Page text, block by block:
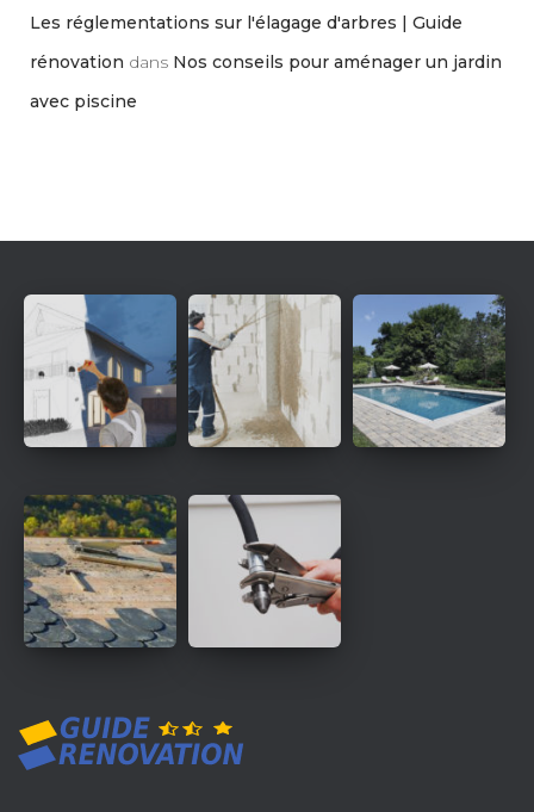
Les réglementations sur l'élagage d'arbres | Guide
rénovation dans Nos conseils pour aménager un jardin
avec piscine